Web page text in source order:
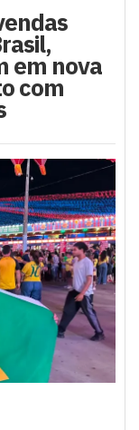
em nova
com